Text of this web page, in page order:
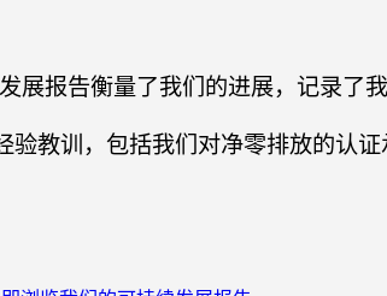
展报告衡量了我们的进展，记录了
验教训，包括我们对净零排放的认证